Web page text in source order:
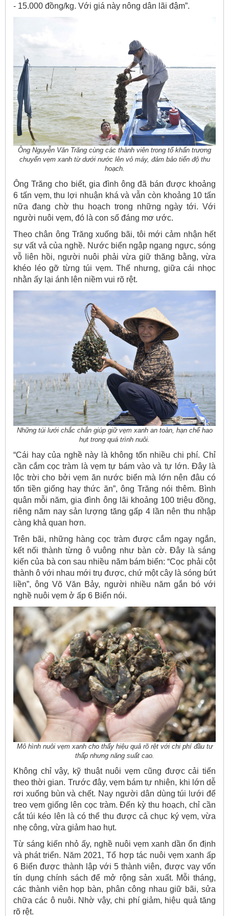
- 15.000 đồng/kg. Với giá này nông dân lãi đậm”.
Ông Nguyễn Văn Trăng cùng các thành viên trong tổ khẩn trương
chuyển vẹm xanh từ dưới nước lên vỏ máy, đảm bảo tiến độ thu
hoạch.
Ông Trăng cho biết, gia đình ông đã bán được khoảng
6 tấn vẹm, thu lợi nhuận khá và vẫn còn khoảng 10 tấn
nữa đang chờ thu hoạch trong những ngày tới. Với
người nuôi vẹm, đó là con số đáng mơ ước.
Theo chân ông Trăng xuống bãi, tôi mới cảm nhận hết
sự vất vả của nghề. Nước biển ngập ngang ngực, sóng
vỗ liên hồi, người nuôi phải vừa giữ thăng bằng, vừa
khéo léo gỡ từng túi vẹm. Thế nhưng, giữa cái nhọc
nhằn ấy lại ánh lên niềm vui rõ rệt.
Những túi lưới chắc chắn giúp giữ vẹm xanh an toàn, hạn chế hao
hụt trong quá trình nuôi.
“Cái hay của nghề này là không tốn nhiều chi phí. Chỉ
cần cắm cọc tràm là vẹm tự bám vào và tự lớn. Đây là
lộc trời cho bởi vẹm ăn nước biển mà lớn nên đâu có
tốn tiền giống hay thức ăn”, ông Trăng nói thêm. Bình
quân mỗi năm, gia đình ông lãi khoảng 100 triệu đồng,
riêng năm nay sản lượng tăng gấp 4 lần nên thu nhập
càng khả quan hơn.
Trên bãi, những hàng cọc tràm được cắm ngay ngắn,
kết nối thành từng ô vuông như bàn cờ. Đây là sáng
kiến của bà con sau nhiều năm bám biển: “Cọc phải cột
thành ô với nhau mới trụ được, chứ một cây là sóng bứt
liền”, ông Võ Văn Bảy, người nhiều năm gắn bó với
nghề nuôi vẹm ở ấp 6 Biển nói.
Mô hình nuôi vẹm xanh cho thấy hiệu quả rõ rệt với chi phí đầu tư
thấp nhưng năng suất cao.
Không chỉ vậy, kỹ thuật nuôi vẹm cũng được cải tiến
theo thời gian. Trước đây, vẹm bám tự nhiên, khi lớn dễ
rơi xuống bùn và chết. Nay người dân dùng túi lưới để
treo vẹm giống lên cọc tràm. Đến kỳ thu hoạch, chỉ cần
cắt túi kéo lên là có thể thu được cả chục ký vẹm, vừa
nhẹ công, vừa giảm hao hụt.
Từ sáng kiến nhỏ ấy, nghề nuôi vẹm xanh dần ổn định
và phát triển. Năm 2021, Tổ hợp tác nuôi vẹm xanh ấp
6 Biển được thành lập với 5 thành viên, được vay vốn
tín dụng chính sách để mở rộng sản xuất. Mỗi tháng,
các thành viên họp bàn, phân công nhau giữ bãi, sửa
chữa các ô nuôi. Nhờ vậy, chi phí giảm, hiệu quả tăng
rõ rệt.